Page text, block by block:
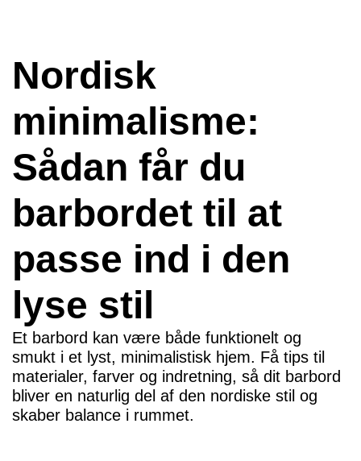
Nordisk
minimalisme:
Sådan får du
barbordet til at
passe ind i den
lyse stil
Et barbord kan være både funktionelt og
smukt i et lyst, minimalistisk hjem. Få tips til
materialer, farver og indretning, så dit barbord
bliver en naturlig del af den nordiske stil og
skaber balance i rummet.